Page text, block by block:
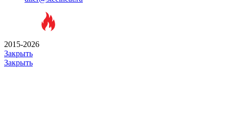
2015-2026
Закрыть
Закрыть